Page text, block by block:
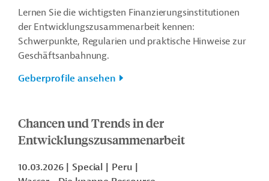
Lernen Sie die wichtigsten Finanzierungsinstitutionen
der Entwicklungszusammenarbeit kennen:
Schwerpunkte, Regularien und praktische Hinweise zur
Geschäftsanbahnung.
Geberprofile ansehen
Chancen und Trends in der
Entwicklungszusammenarbeit
10.03.2026 Special
Peru